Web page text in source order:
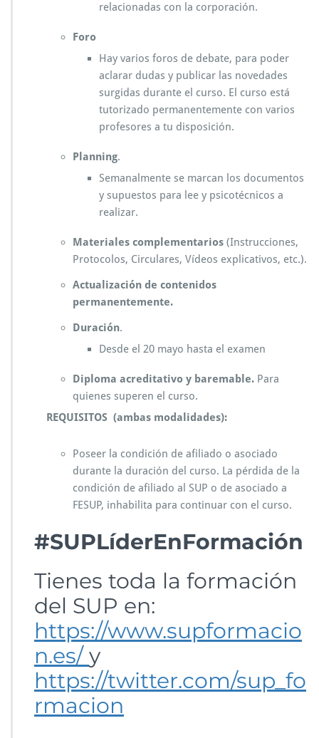
relacionadas con la corporación.
Foro
Hay varios foros de debate, para poder
aclarar dudas y publicar las novedades
surgidas durante el curso. El curso está
tutorizado permanentemente con varios
profesores a tu disposición.
Planning.
Semanalmente se marcan los documentos
y supuestos para lee y psicotécnicos a
realizar.
Materiales complementarios (Instrucciones,
Protocolos, Circulares, Vídeos explicativos, etc.).
Actualización de contenidos
permanentemente.
Duración.
Desde el 20 mayo hasta el examen
Diploma acreditativo y baremable.Para
quienes superen el curso.
REQUISITOS (ambas modalidades):
Poseer la condición de afiliado o asociado
durante la duración del curso. La pérdida de la
condición de afiliado al SUP o de asociado a
FESUP, inhabilita para continuar con el curso.
#SUPLíderEnFormación
Tienes toda la formación
del SUP en:
https://www.supformacio
n.es/y
https://twitter.com/sup_fo
rmacion